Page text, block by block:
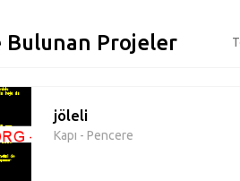
Bulunan Projeler
jöleli
Kapı - Pencere